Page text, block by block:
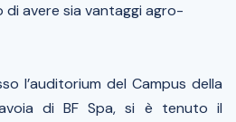
di avere sia vantaggi agro-
l’auditorium del Campus della
di BF Spa, si è tenuto il